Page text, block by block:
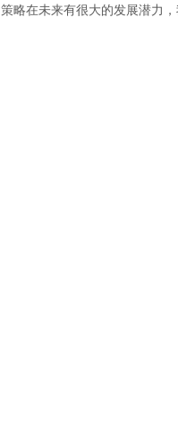
策略在未来有很大的发展潜力